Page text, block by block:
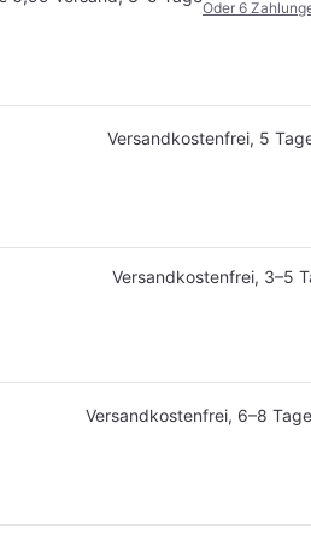
Oder 6
Versandkostenfrei, 5
Versandkostenfrei, 3–5
Versandkostenfrei, 6–8 Tage